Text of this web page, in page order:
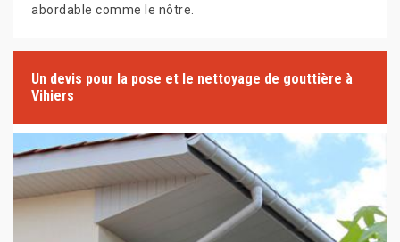
abordable comme le nôtre.
Un devis pour la pose et le nettoyage de gouttière à
Vihiers